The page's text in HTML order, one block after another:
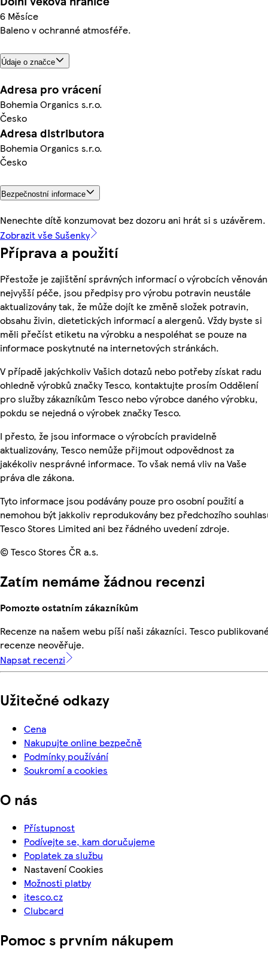
6 Měsíce
Baleno v ochranné atmosféře.
Údaje o značce
Adresa pro vrácení
Bohemia Organics s.r.o.
Česko
Adresa distributora
Bohemia Organics s.r.o.
Česko
Bezpečnostní informace
Nenechte dítě konzumovat bez dozoru ani hrát si s uzávěrem.
Zobrazit vše Sušenky
Příprava a použití
Přestože je zajištění správných informací o výrobcích
nejvyšší péče, jsou předpisy pro výrobu potravin neustále
aktualizovány tak, že může dojít ke změně složek potravin,
obsahu živin, dietetických informací a alergenů. Vždy byste si
měli přečíst etiketu na výrobku a nespoléhat se pouze na
informace poskytnuté na internetových stránkách.
V případě jakýchkoliv Vašich dotazů nebo potřeby získat radu
ohledně výrobků značky Tesco, kontaktujte prosím Oddělení
pro služby zákazníkům Tesco nebo výrobce daného výrobku,
pokdu se nejedná o výrobek značky Tesco.
I přesto, že jsou informace o výrobcích pravidelně
aktualizovány, Tesco nemůže přijmout odpovědnost za
jakékoliv nesprávné informace. To však nemá vliv na Vaše
práva dle zákona.
Tyto informace jsou podávány pouze pro osobní použití a
nemohou být jakkoliv reprodukovány bez předchozího
Tesco Stores Limited ani bez řádného uvedení zdroje.
© Tesco Stores ČR a.s.
Zatím nemáme žádnou recenzi
Pomozte ostatním zákazníkům
Recenze na našem webu píší naši zákazníci. Tesco
recenze neověřuje.
Napsat recenzi
Užitečné odkazy
Cena
Nakupujte online bezpečně
Podmínky používání
Soukromí a cookies
O nás
Přístupnost
Podívejte se, kam doručujeme
Poplatek za službu
Nastavení Cookies
Možnosti platby
itesco.cz
Clubcard
Pomoc s prvním nákupem